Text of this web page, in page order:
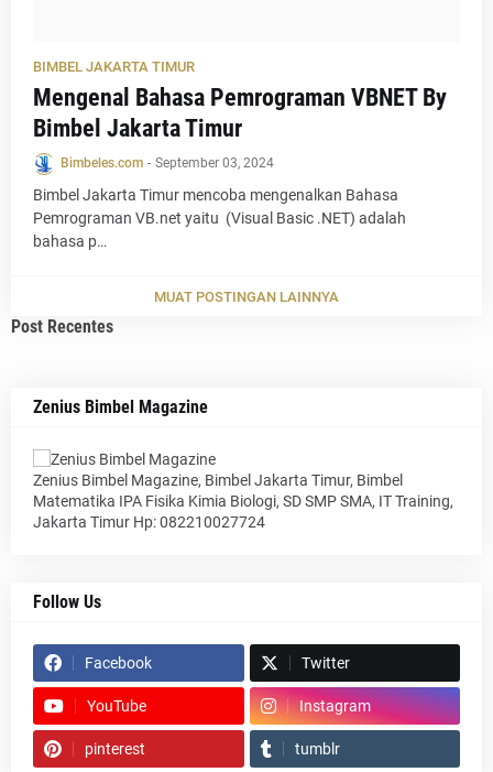
BIMBEL JAKARTA TIMUR
Mengenal Bahasa Pemrograman VBNET By
Bimbel Jakarta Timur
Bimbeles.com - September 03, 2024
Bimbel Jakarta Timur mencoba mengenalkan Bahasa
Pemrograman VB.net yaitu (Visual Basic .NET) adalah
bahasa p…
MUAT POSTINGAN LAINNYA
Post Recentes
Zenius Bimbel Magazine
Zenius Bimbel Magazine, Bimbel Jakarta Timur, Bimbel
Matematika IPA Fisika Kimia Biologi, SD SMP SMA, IT Training,
Jakarta Timur Hp: 082210027724
Follow Us
Facebook Twitter
YouTube Instagram
pinterest tumblr